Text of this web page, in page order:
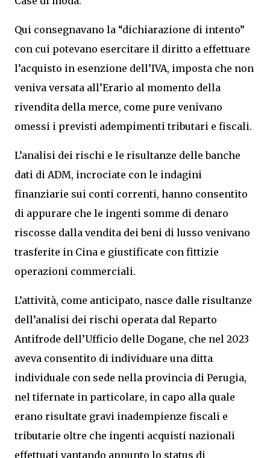
Qui consegnavano la “dichiarazione di intento”
con cui potevano esercitare il diritto a effettuare
l’acquisto in esenzione dell’IVA, imposta che non
veniva versata all’Erario al momento della
rivendita della merce, come pure venivano
omessi i previsti adempimenti tributari e fiscali.
L’analisi dei rischi e le risultanze delle banche
dati di ADM, incrociate con le indagini
finanziarie sui conti correnti, hanno consentito
di appurare che le ingenti somme di denaro
riscosse dalla vendita dei beni di lusso venivano
trasferite in Cina e giustificate con fittizie
operazioni commerciali.
L’attività, come anticipato, nasce dalle risultanze
dell’analisi dei rischi operata dal Reparto
Antifrode dell’Ufficio delle Dogane, che nel 2023
aveva consentito di individuare una ditta
individuale con sede nella provincia di Perugia,
nel tifernate in particolare, in capo alla quale
erano risultate gravi inadempienze fiscali e
tributarie oltre che ingenti acquisti nazionali
effettuati vantando appunto lo status di